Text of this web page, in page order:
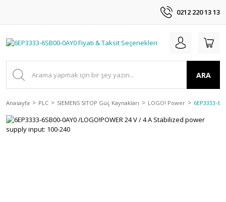
0212 220 13 13
ARA
Anasayfa PLC SIEMENS SITOP Güç Kaynakları LOGO! Power 6EP3333-